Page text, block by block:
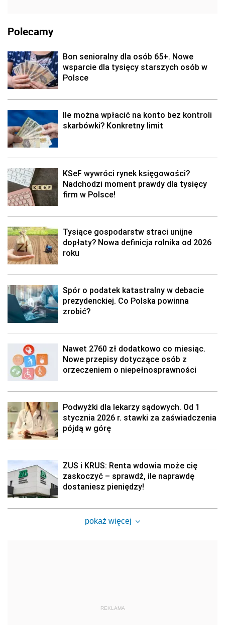
Polecamy
Bon senioralny dla osób 65+. Nowe
wsparcie dla tysięcy starszych osób w
Polsce
Ile można wpłacić na konto bez kontroli
skarbówki? Konkretny limit
KSeF wywróci rynek księgowości?
Nadchodzi moment prawdy dla tysięcy
firm w Polsce!
Tysiące gospodarstw straci unijne
dopłaty? Nowa definicja rolnika od 2026
roku
Spór o podatek katastralny w debacie
prezydenckiej. Co Polska powinna
zrobić?
Nawet 2760 zł dodatkowo co miesiąc.
Nowe przepisy dotyczące osób z
orzeczeniem o niepełnosprawności
Podwyżki dla lekarzy sądowych. Od 1
stycznia 2026 r. stawki za zaświadczenia
pójdą w górę
ZUS i KRUS: Renta wdowia może cię
zaskoczyć – sprawdź, ile naprawdę
dostaniesz pieniędzy!
pokaż więcej
REKLAMA